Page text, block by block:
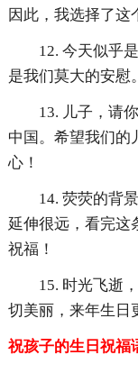
因此，我选择了这
12. 今天似乎
是我们莫大的安慰
13. 儿子，请
中国。希望我们的
心！
14. 荧荧的背
延伸很远，看完这
祝福！
15. 时光飞逝
切美丽，来年生日
祝孩子的生日祝福